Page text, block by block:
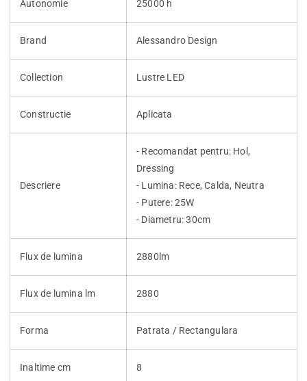
Autonomie 25000 h
Brand Alessandro Design
Collection Lustre LED
Constructie Aplicata
Descriere
- Recomandat pentru: Hol,
Dressing
- Lumina: Rece, Calda, Neutra
- Putere: 25W
- Diametru: 30cm
Flux de lumina 2880lm
Flux de lumina lm 2880
Forma Patrata / Rectangulara
Inaltime cm 8